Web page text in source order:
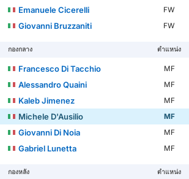
Emanuele Cicerelli
FW
Giovanni Bruzzaniti
FW
กองกลาง ตำแหน่ง
Francesco Di Tacchio MF
Alessandro Quaini
MF
Kaleb Jimenez
MF
Michele D'Ausilio
MF
Giovanni Di Noia
MF
Gabriel Lunetta
MF
กองหลัง ตำแหน่ง